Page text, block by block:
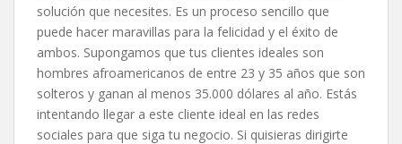
solución que necesites. Es un proceso sencillo que
puede hacer maravillas para la felicidad y el éxito de
ambos. Supongamos que tus clientes ideales son
hombres afroamericanos de entre 23 y 35 años que son
solteros y ganan al menos 35.000 dólares al año. Estás
intentando llegar a este cliente ideal en las redes
sociales para que siga tu negocio. Si quisieras dirigirte